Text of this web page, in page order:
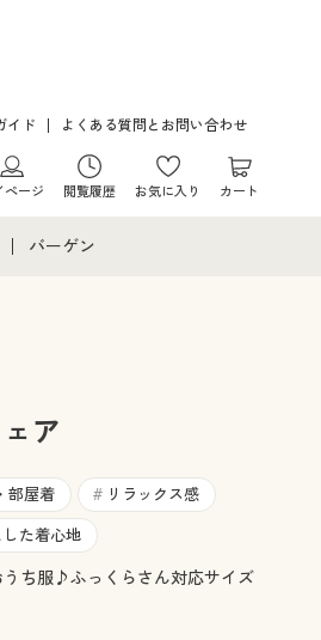
イド よくある質問とお問い合わせ
ページ 閲覧履歴 お気に入り カート
ディース下着
ンズ
務・制服
バーゲン
ア
部屋着 # リラックス感
た着心地
ち服♪ふっくらさん対応サイズ